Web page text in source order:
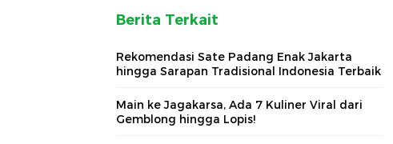
Berita Terkait
Rekomendasi Sate Padang Enak Jakarta
hingga Sarapan Tradisional Indonesia Terbaik
Main ke Jagakarsa, Ada 7 Kuliner Viral dari
Gemblong hingga Lopis!